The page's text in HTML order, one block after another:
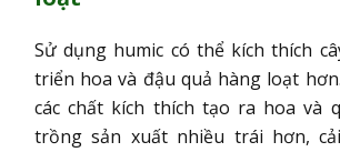
Sử dụng humic có thể kích thích
triển hoa và đậu quả hàng loạt
các chất kích thích tạo ra hoa và
trồng sản xuất nhiều trái hơn,